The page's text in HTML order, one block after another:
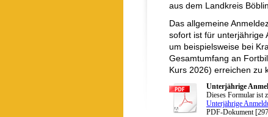
aus dem Landkreis
Das allgemeine
sofort ist für unterjährige
um beispielsweise bei
Gesamtumfang an
Kurs 2026) erreichen zu
Unterjährige
Dieses Formular ist
Unterjährige
PDF-Dokument